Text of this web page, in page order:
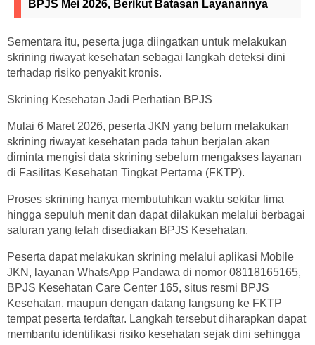
BPJS Mei 2026, Berikut Batasan Layanannya
Sementara itu, peserta juga diingatkan untuk melakukan
skrining riwayat kesehatan sebagai langkah deteksi dini
terhadap risiko penyakit kronis.
Skrining Kesehatan Jadi Perhatian BPJS
Mulai 6 Maret 2026, peserta JKN yang belum melakukan
skrining riwayat kesehatan pada tahun berjalan akan
diminta mengisi data skrining sebelum mengakses layanan
di Fasilitas Kesehatan Tingkat Pertama (FKTP).
Proses skrining hanya membutuhkan waktu sekitar lima
hingga sepuluh menit dan dapat dilakukan melalui berbagai
saluran yang telah disediakan BPJS Kesehatan.
Peserta dapat melakukan skrining melalui aplikasi Mobile
JKN, layanan WhatsApp Pandawa di nomor 08118165165,
BPJS Kesehatan Care Center 165, situs resmi BPJS
Kesehatan, maupun dengan datang langsung ke FKTP
tempat peserta terdaftar. Langkah tersebut diharapkan dapat
membantu identifikasi risiko kesehatan sejak dini sehingga